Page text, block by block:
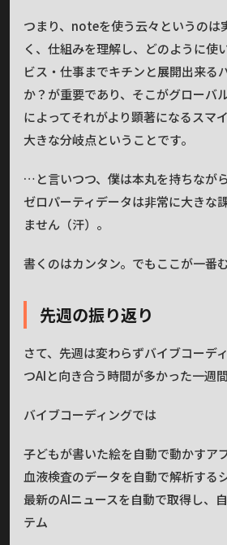
つまり、noteを使う云々というのは
く、仕組みを理解し、どのように使
ビス・仕事までキチンと展開出来る
か？が重要であり、そこがグローバ
によってそれがより顕著になるスマ
大きな分岐点ということです。
…と言いつつ、僕は本丸を持ちなが
ゼロパーティデータは非常に大きな
ません（汗）。
書くのはカンタン。でもここが一番
先週の振り返り
さて、先週は変わらずバイブコーデ
つAIと向き合う時間が多かった一週
バイブコーディングでは
子どもが書いた絵を自動で動かすア
血液検査のデータを自動で解析する
最新のAIニュースを自動で取得し、
テム